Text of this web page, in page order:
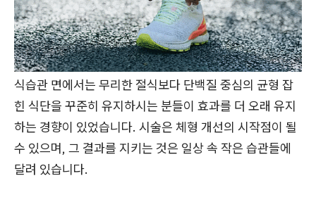
식습관 면에서는 무리한 절식보다 단백질 중심의 균형 잡
힌 식단을 꾸준히 유지하시는 분들이 효과를 더 오래 유지
하는 경향이 있었습니다. 시술은 체형 개선의 시작점이 될
수 있으며, 그 결과를 지키는 것은 일상 속 작은 습관들에
달려 있습니다.